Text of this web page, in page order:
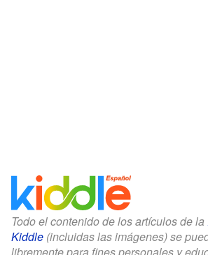
Todo el contenido de los artículos de la
Kiddle (incluidas las imágenes) se